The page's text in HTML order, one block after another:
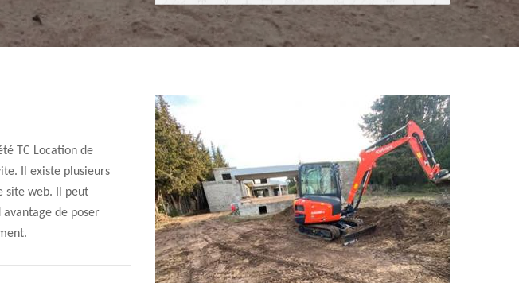
TC Location de
Il existe plusieurs
site web. Il peut
de poser